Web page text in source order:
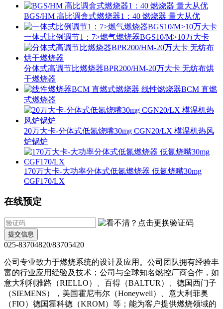
BGS/HM 高比调盒式燃烧器1：40 燃烧器 量大从优
一体式比例调节1：7>燃气燃烧器BGS10/M>10万大卡
分体式高调节比燃烧器BPR200/HM-20万大卡 无纺布烘
干燃烧器
线性燃烧器BCM 直燃
式燃烧器
20万大卡-分体式低氮烧嘴30mg CGN20/LX 模温机热风
炉锅炉
170万大卡-大功率分体式低氮燃烧器 低氮烧嘴30mg
CGF170/LX
在线预定
提交信息
025-83704820/83705420
公司专业致力于燃烧系统的设计及应用。公司团队拥有经验丰
富的行业应用经验及技术；公司与全球知名燃控厂商合作，如
意大利利雅路（RIELLO）、百得（BALTUR）、德国西门子
（SIEMENS），美国霍尼韦尔（Honeywell）、意大利菲奥
（FIO）德国霍科德（KROM）等；能为客户提供燃烧领域的